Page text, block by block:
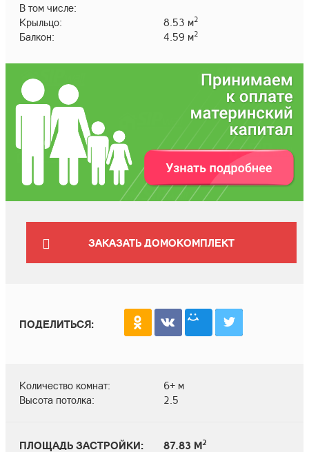
В том числе:
Крыльцо:
8.53 м2
Балкон: 4.59 м2
ЗАКАЗАТЬ ДОМОКОМПЛЕКТ
ПОДЕЛИТЬСЯ:
Количество комнат:
6+ м
Высота потолка:
2.5
ПЛОЩАДЬ ЗАСТРОЙКИ: 87.83 М2